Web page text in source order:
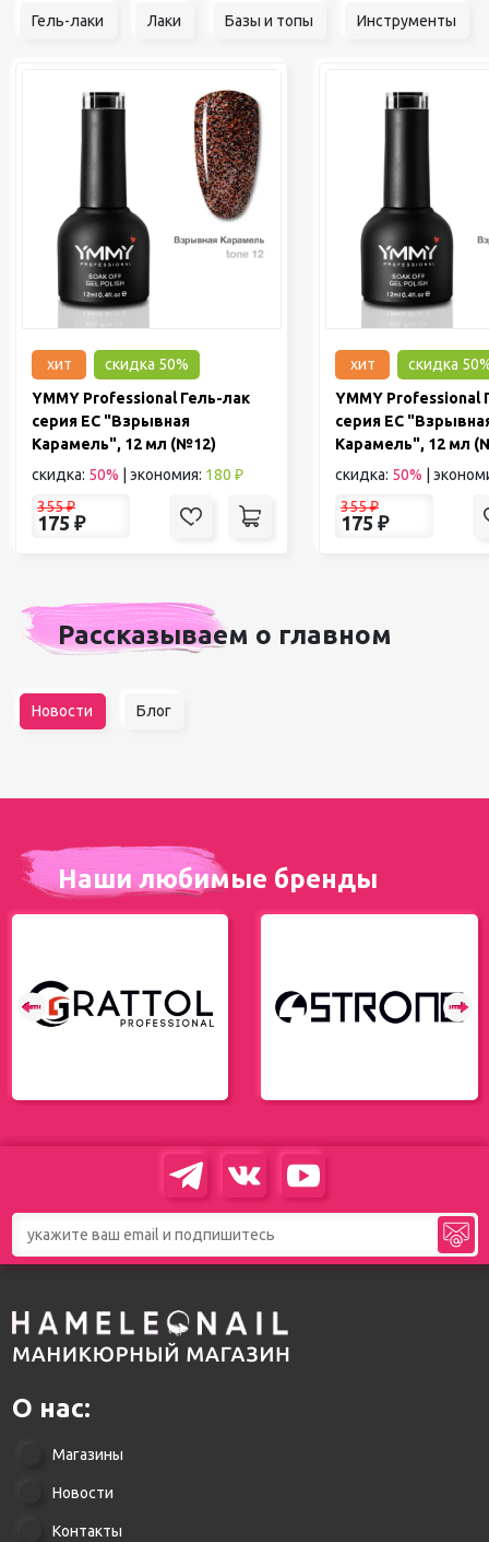
Гель-лаки Лаки Базы и топы Инструменты
хит
скидка 50%
YMMY Professional Гель-лак
серия EC "Взрывная
Карамель", 12 мл (№12)
скидка: 50% экономия: 180 ₽
355₽
175 ₽
хит
скидка
YMMY Professional
серия EC
Карамель", 12 мл
скидка: 50%
355₽
175 ₽
Рассказываем о главном
Новости Блог
Наши любимые бренды
О нас:
Магазины
Новости
Контакты